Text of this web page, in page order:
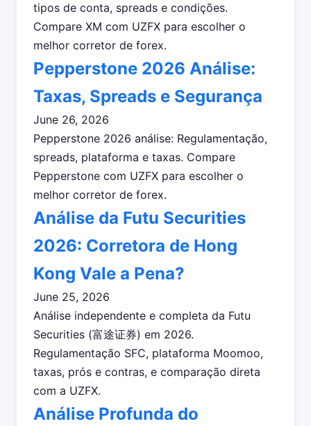
tipos de conta, spreads e condições.
Compare XM com UZFX para escolher o
melhor corretor de forex.
Pepperstone 2026 Análise:
Taxas, Spreads e Segurança
June 26, 2026
Pepperstone 2026 análise: Regulamentação,
spreads, plataforma e taxas. Compare
Pepperstone com UZFX para escolher o
melhor corretor de forex.
Análise da Futu Securities
2026: Corretora de Hong
Kong Vale a Pena?
June 25, 2026
Análise independente e completa da Futu
Securities (富途证券) em 2026.
Regulamentação SFC, plataforma Moomoo,
taxas, prós e contras, e comparação direta
com a UZFX.
Análise Profunda do